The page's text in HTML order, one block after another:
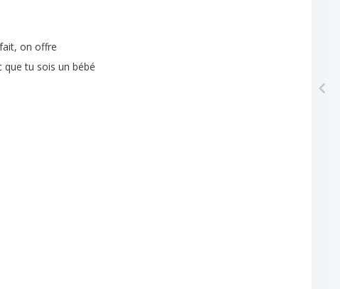
fait, on offre
que tu sois un bébé